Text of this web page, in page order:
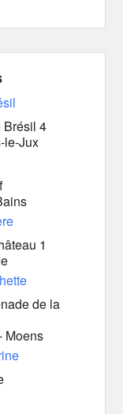
Brésil 4
le-Jux
1
de la
Moens